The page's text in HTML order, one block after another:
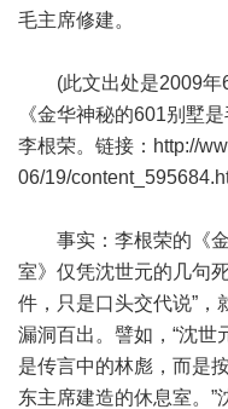
毛主席修建。
(此文出处是2009年6
《金华神秘的601别墅
李根荣。链接： http://
06/19/
事实：李根荣的《金
室》仅凭沈世元的几句
件，只是口头交代说”，
漏洞百出。譬如，“沈世
是传言中的林彪，而是
东主席建造的休息室。”